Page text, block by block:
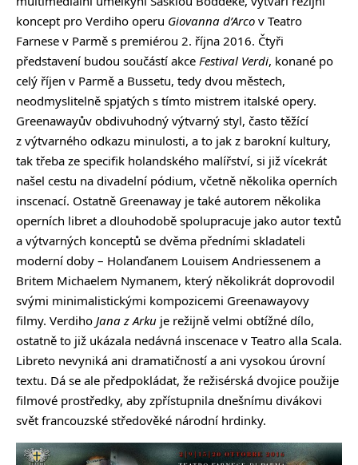
koncept pro Verdiho operu Giovanna d’Arco v Teatro
Farnese v Parmě s premiérou 2. října 2016. Čtyři
představení budou součástí akce Festival Verdi, konané po
celý říjen v Parmě a Bussetu, tedy dvou městech,
neodmyslitelně spjatých s tímto mistrem italské opery.
Greenawayův obdivuhodný výtvarný styl, často těžící
z výtvarného odkazu minulosti, a to jak z barokní kultury,
tak třeba ze specifik holandského malířství, si již vícekrát
našel cestu na divadelní pódium, včetně několika operních
inscenací. Ostatně Greenaway je také autorem několika
operních libret a dlouhodobě spolupracuje jako autor textů
a výtvarných konceptů se dvěma předními skladateli
moderní doby – Holanďanem Louisem Andriessenem a
Britem Michaelem Nymanem, který několikrát doprovodil
svými minimalistickými kompozicemi Greenawayovy
filmy. Verdiho Jana z Arku je režijně velmi obtížné dílo,
ostatně to již ukázala nedávná inscenace v Teatro alla Scala.
Libreto nevyniká ani dramatičností a ani vysokou úrovní
textu. Dá se ale předpokládat, že režisérská dvojice použije
filmové prostředky, aby zpřístupnila dnešnímu divákovi
svět francouzské středověké národní hrdinky.